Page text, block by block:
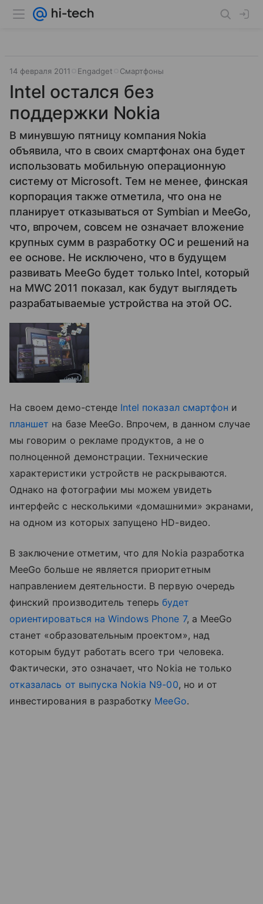
14 февраля 2011 Engadget Смартфоны
Intel остался без
поддержки Nokia
В минувшую пятницу компания Nokia
объявила, что в своих смартфонах она будет
использовать мобильную операционную
систему от Microsoft. Тем не менее, финская
корпорация также отметила, что она не
планирует отказываться от Symbian и MeeGo,
что, впрочем, совсем не означает вложение
крупных сумм в разработку ОС и решений на
ее основе. Не исключено, что в будущем
развивать MeeGo будет только Intel, который
на MWC 2011 показал, как будут выглядеть
разрабатываемые устройства на этой ОС.
На своем демо-стенде Intel показал смартфон и
планшет на базе MeeGo. Впрочем, в данном случае
мы говорим о рекламе продуктов, а не о
полноценной демонстрации. Технические
характеристики устройств не раскрываются.
Однако на фотографии мы можем увидеть
интерфейс с несколькими «домашними» экранами,
на одном из которых запущено HD-видео.
В заключение отметим, что для Nokia разработка
MeeGo больше не является приоритетным
направлением деятельности. В первую очередь
финский производитель теперьбудет
ориентироваться на Windows Phone 7, а MeeGo
станет «образовательным проектом», над
которым будут работать всего три человека.
Фактически, это означает, что Nokia не только
отказалась от выпуска Nokia N9-00, но и от
инвестирования в разработку MeeGo.